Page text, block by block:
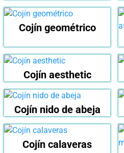
Cojín geométrico
Cojín aesthetic
Cojín nido de abeja
Cojín calaveras